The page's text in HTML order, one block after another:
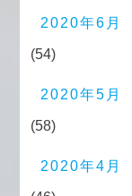
2020年6月
(54)
2020年5月
(58)
2020年4月